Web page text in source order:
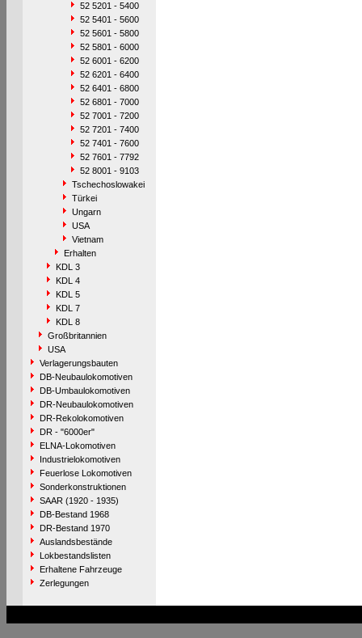
52 5201 - 5400
52 5401 - 5600
52 5601 - 5800
52 5801 - 6000
52 6001 - 6200
52 6201 - 6400
52 6401 - 6800
52 6801 - 7000
52 7001 - 7200
52 7201 - 7400
52 7401 - 7600
52 7601 - 7792
52 8001 - 9103
Tschechoslowakei
Türkei
Ungarn
USA
Vietnam
Erhalten
KDL 3
KDL 4
KDL 5
KDL 7
KDL 8
Großbritannien
USA
Verlagerungsbauten
DB-Neubaulokomotiven
DB-Umbaulokomotiven
DR-Neubaulokomotiven
DR-Rekolokomotiven
DR - "6000er"
ELNA-Lokomotiven
Industrielokomotiven
Feuerlose Lokomotiven
Sonderkonstruktionen
SAAR (1920 - 1935)
DB-Bestand 1968
DR-Bestand 1970
Auslandsbestände
Lokbestandslisten
Erhaltene Fahrzeuge
Zerlegungen